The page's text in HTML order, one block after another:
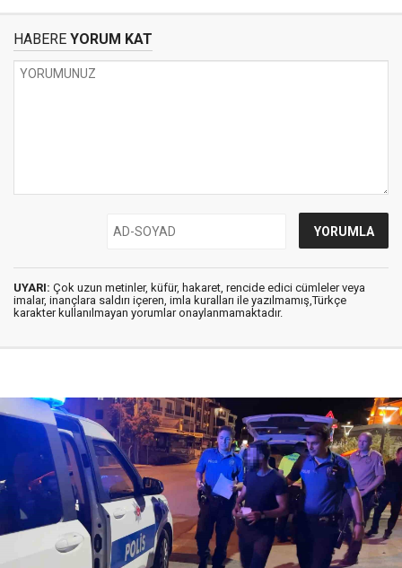
HABERE YORUM KAT
UYARI: Çok uzun metinler, küfür, hakaret, rencide edici cümleler veya
imalar, inançlara saldırı içeren, imla kuralları ile yazılmamış,Türkçe
karakter kullanılmayan yorumlar onaylanmamaktadır.